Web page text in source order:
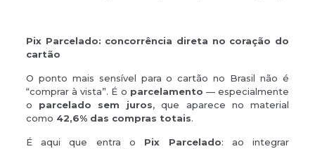
Pix Parcelado: concorrência direta no coração do
cartão
O ponto mais sensível para o cartão no Brasil não é
“comprar à vista”. É o parcelamento — especialmente
o parcelado sem juros, que aparece no material
como 42,6% das compras totais.
É aqui que entra o Pix Parcelado: ao integrar